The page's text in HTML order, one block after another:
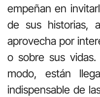
empeñan en
de sus historias,
aprovecha por
o sobre sus
modo, están
indispensable de